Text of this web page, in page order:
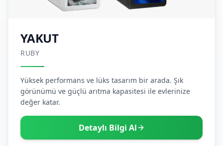
YAKUT
RUBY
Yüksek performans ve lüks tasarım bir arada. Şık
görünümü ve güçlü arıtma kapasitesi ile evlerinize
değer katar.
Detaylı Bilgi Al